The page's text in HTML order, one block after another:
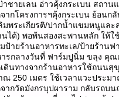
าชายเลน อ่าวคุ้งกระเบน สถาน
จากโครงการฯคุ้งกระเบน ย้อน
มพระเกียรติ/ปากน้ำแขมหนูแล
นได้) พอพ้นสองสะพานหลัก ให้
ป้ายร้านอาหารทะเล/ป้ายร้านฟ
ารกลางวันที่ ฟาร์มปูนิ่ม ขลุง คุณ
เดินทางจากร้านอาหารใช้ถนนสุ
ณ 250 เมตร ใช้เวลาแวะประม
จากวัดมังกรบุปผาราม กลับรถ